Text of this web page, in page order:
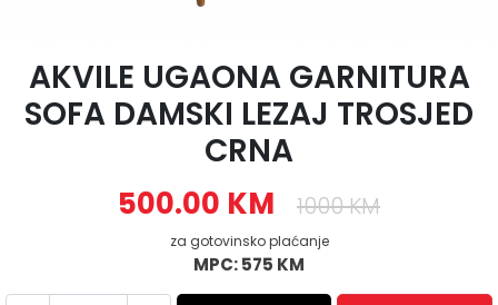
AKVILE UGAONA GARNITURA
SOFA DAMSKI LEZAJ TROSJED
CRNA
500.00 KM 1000 KM
za gotovinsko plaćanje
MPC: 575 KM